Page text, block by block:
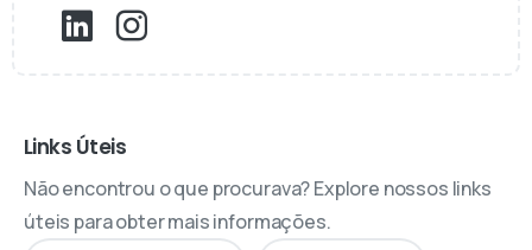
Links Úteis
Não encontrou o que procurava? Explore nossos links
úteis para obter mais informações.